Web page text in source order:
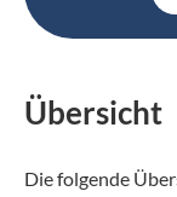
Übersicht
Die folgende